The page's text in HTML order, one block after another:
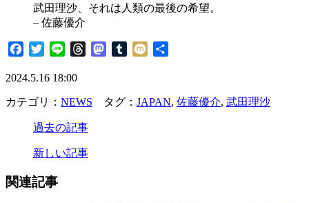
武田理沙、それは人類の最後の希望。
– 佐藤優介
FacebookTwitterLine ThreadsMastodonTumblrMixi
2024.5.16 18:00
カテゴリ： NEWS タグ： JAPAN, 佐藤優介, 武田理沙
過去の記事
新しい記事
関連記事